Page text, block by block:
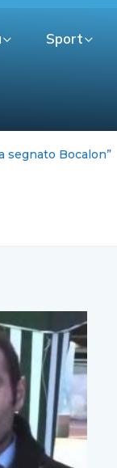
Sport
Le nostre